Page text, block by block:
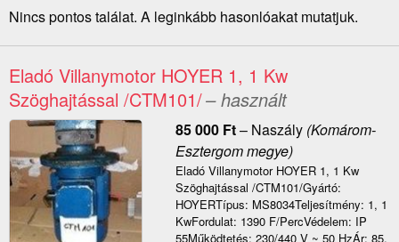
Nincs pontos találat. A leginkább hasonlóakat mutatjuk.
Eladó Villanymotor HOYER 1, 1 Kw
Szöghajtással /CTM101/– használt
85 000 Ft– Naszály(Komárom-
Esztergom megye)
Eladó Villanymotor HOYER 1, 1 Kw
Szöghajtással /CTM101/Gyártó:
HOYERTípus: MS8034Teljesítmény: 1, 1
KwFordulat: 1390 F/PercVédelem: IP
55Működtetés: 230/440 V ~ 50 HzÁr: 85,